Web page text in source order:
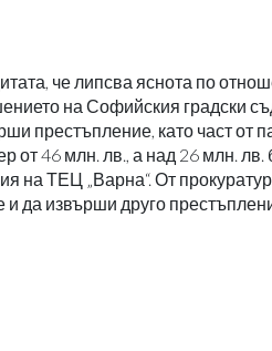
че липсва яснота по
на Софийския градски
престъпление, като част от
от 46 млн. лв., а над 26 млн. лв.
на ТЕЦ „Варна“. От
да извърши друго